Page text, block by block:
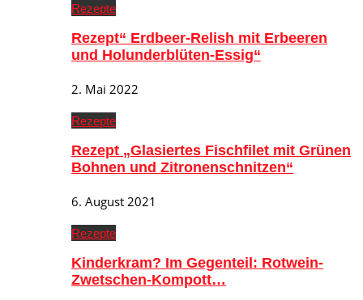
Rezepte
Rezept“ Erdbeer-Relish mit Erbeeren
und Holunderblüten-Essig“
2. Mai 2022
Rezepte
Rezept „Glasiertes Fischfilet mit Grünen
Bohnen und Zitronenschnitzen“
6. August 2021
Rezepte
Kinderkram? Im Gegenteil: Rotwein-
Zwetschen-Kompott…